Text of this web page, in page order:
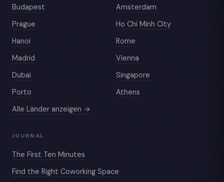
Budapest
Amsterdam
Prague
Ho Chi Minh City
Hanoi
Rome
Madrid
Vienna
Dubai
Singapore
Porto
Athens
Alle Länder anzeigen →
JOURNAL
The First Ten Minutes
Find the Right Coworking Space